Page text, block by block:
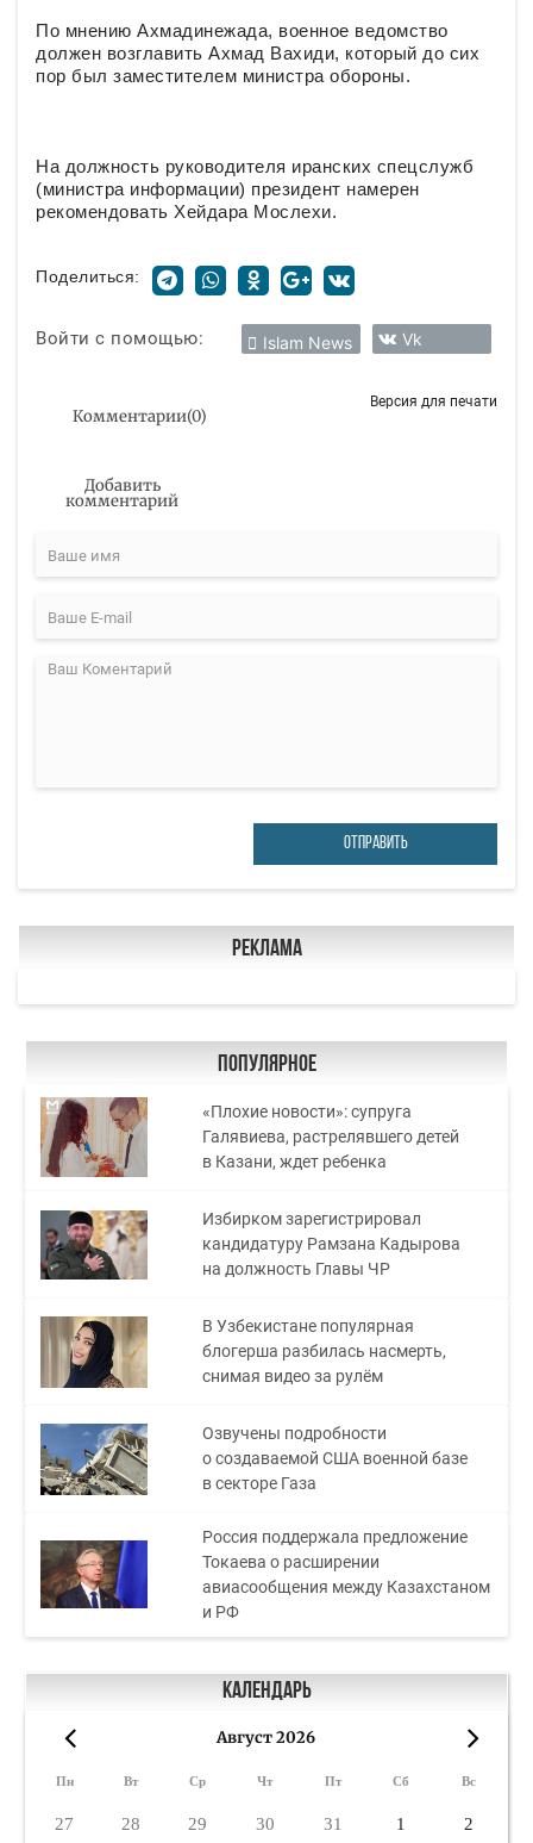
По мнению Ахмадинежада, военное ведомство
должен возглавить Ахмад Вахиди, который до сих
пор был заместителем министра обороны.
На должность руководителя иранских спецслужб
(министра информации) президент намерен
рекомендовать Хейдара Мослехи.
Поделиться:
Войти с помощью: Islam News Vk
Комментарии(0)
Версия для печати
Добавить
комментарий
ОТПРАВИТЬ
Реклама
Популярное
«Плохие новости»: супруга
Галявиева, растрелявшего детей
в Казани, ждет ребенка
Избирком зарегистрировал
кандидатуру Рамзана Кадырова
на должность Главы ЧР
В Узбекистане популярная
блогерша разбилась насмерть,
снимая видео за рулём
Озвучены подробности
о создаваемой США военной базе
в секторе Газа
Россия поддержала предложение
Токаева о расширении
авиасообщения между Казахстаном
и РФ
Календарь
Август 2026
Пн Вт Ср Чт Пт Сб Вс
27 28 29 30 31 1 2